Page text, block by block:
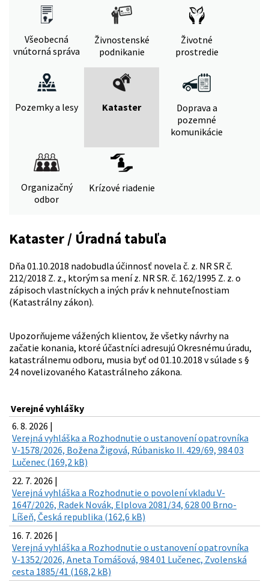
Všeobecná
vnútorná správa
Živnostenské
podnikanie
Životné
prostredie
Pozemky a lesy Kataster
Doprava a
pozemné
komunikácie
Organizačný
odbor
Krízové riadenie
Kataster / Úradná tabuľa
Dňa 01.10.2018 nadobudla účinnosť novela č. z. NR SR č.
212/2018 Z. z., ktorým sa mení z. NR SR. č. 162/1995 Z. z. o
zápisoch vlastníckych a iných práv k nehnuteľnostiam
(Katastrálny zákon).
Upozorňujeme vážených klientov, že všetky návrhy na
začatie konania, ktoré účastníci adresujú Okresnému úradu,
katastrálnemu odboru, musia byť od 01.10.2018 v súlade s §
24 novelizovaného Katastrálneho zákona.
Verejné vyhlášky
6. 8. 2026 |
Verejná vyhláška a Rozhodnutie o ustanovení opatrovníka
V-1578/2026, Božena Žigová, Rúbanisko II. 429/69, 984 03
Lučenec (169,2 kB)
22. 7. 2026 |
Verejná vyhláška a Rozhodnutie o povolení vkladu V-
1647/2026, Radek Novák, Elplova 2081/34, 628 00 Brno-
Líšeň, Česká republika (162,6 kB)
16. 7. 2026 |
Verejná vyhláška a Rozhodnutie o ustanovení opatrovníka
V-1352/2026, Aneta Tomášová, 984 01 Lučenec, Zvolenská
cesta 1885/41 (168,2 kB)